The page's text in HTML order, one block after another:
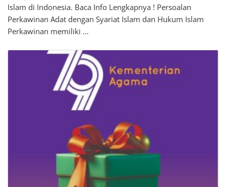
Islam di Indonesia. Baca Info Lengkapnya ! Persoalan
Perkawinan Adat dengan Syariat Islam dan Hukum Islam
Perkawinan memiliki …